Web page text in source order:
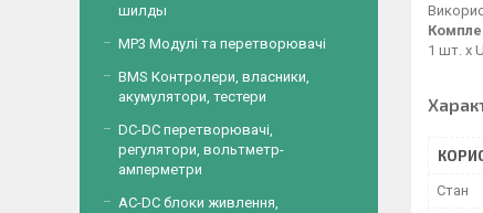
1 шт. х
Стан
шилды
MP3 Модулі та перетворювачі
BMS Контролери, власники,
акумулятори, тестери
DC-DC перетворювачі,
регулятори, вольтметр-
амперметри
AC-DC блоки живлення,